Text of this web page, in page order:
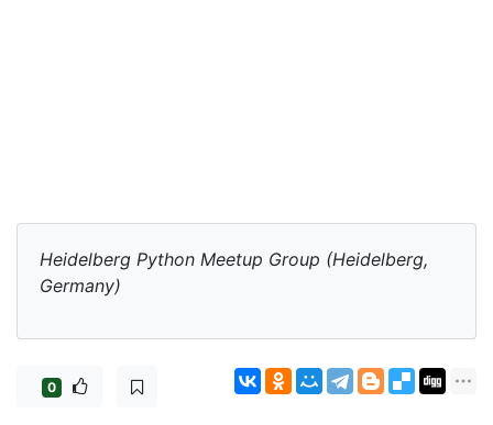
Heidelberg Python Meetup Group (Heidelberg,
Germany)
0